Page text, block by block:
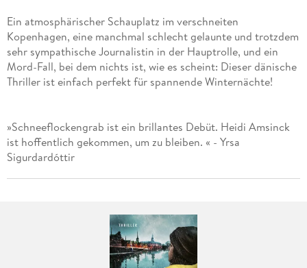
Ein atmosphärischer Schauplatz im verschneiten
Kopenhagen, eine manchmal schlecht gelaunte und trotzdem
sehr sympathische Journalistin in der Hauptrolle, und ein
Mord-Fall, bei dem nichts ist, wie es scheint: Dieser dänische
Thriller ist einfach perfekt für spannende Winternächte!
»Schneeflockengrab ist ein brillantes Debüt. Heidi Amsinck
ist hoffentlich gekommen, um zu bleiben. « - Yrsa
Sigurdardóttir